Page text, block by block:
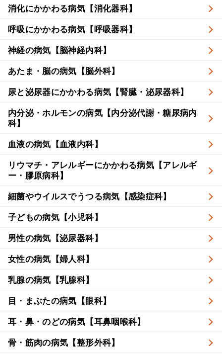
消化にかかわる病気【消化器科】
呼吸にかかわる病気【呼吸器科】
神経の病気【脳神経内科】
あたま・脳の病気【脳外科】
尿と泌尿器にかかわる病気【腎臓・泌尿器科】
内分泌・ホルモンの病気【内分泌代謝・糖尿病内
科】
血液の病気【血液内科】
リウマチ・アレルギーにかかわる病気【アレルギ
ー・膠原病科】
細菌やウイルスでうつる病気【感染症科】
子どもの病気【小児科】
男性の病気【泌尿器科】
女性の病気【婦人科】
乳腺の病気【乳腺科】
目・まぶたの病気【眼科】
耳・鼻・のどの病気【耳鼻咽喉科】
骨・筋肉の病気【整形外科】